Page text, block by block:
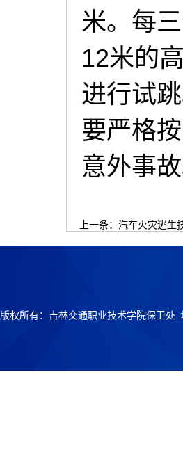
米。每
12米的
进行试
要严格
意外事
上一条：汽车火灾逃生
版权所有：吉林交通职业技术学院保卫